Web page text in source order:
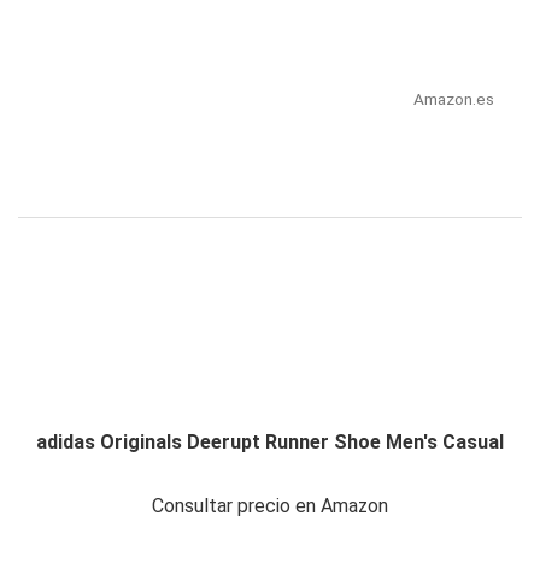
Amazon.es
adidas Originals Deerupt Runner Shoe Men's Casual
Consultar precio en Amazon